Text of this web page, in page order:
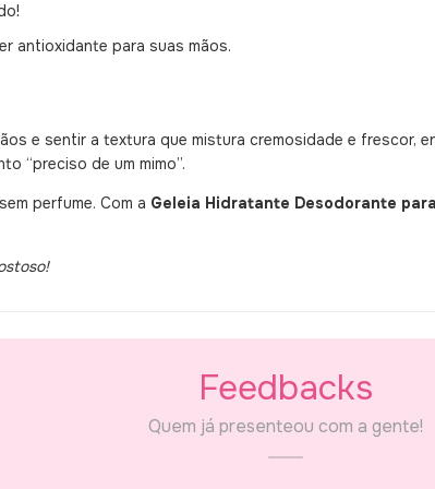
antioxidante para suas mãos.
e sentir a textura que mistura cremosidade e
“preciso de um mimo”.
perfume. Com a Geleia Hidratante Desodorante
Feedbacks
Quem já presenteou com a gente!